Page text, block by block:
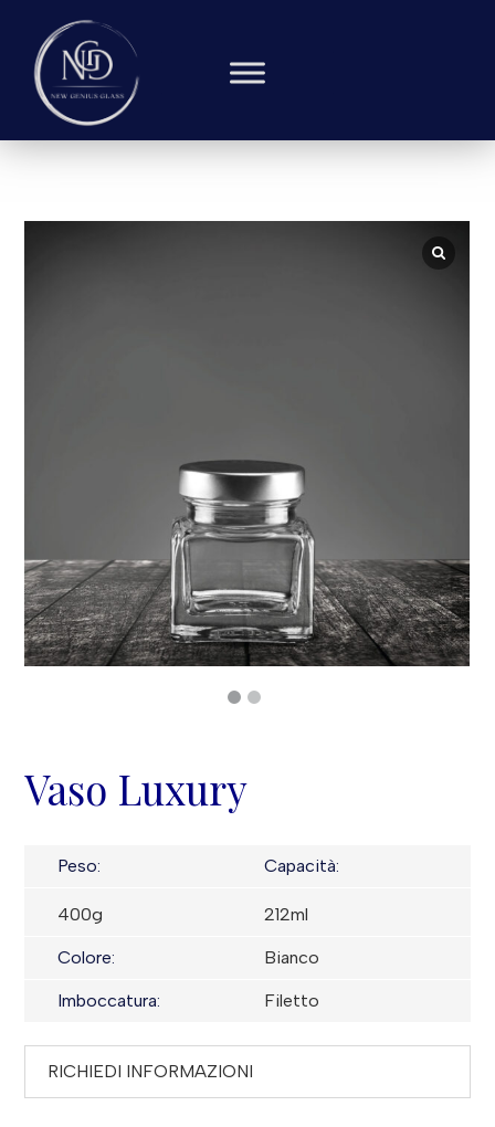
Vaso Luxury
Peso: Capacità:
400g 212ml
Colore: Bianco
Imboccatura: Filetto
RICHIEDI INFORMAZIONI